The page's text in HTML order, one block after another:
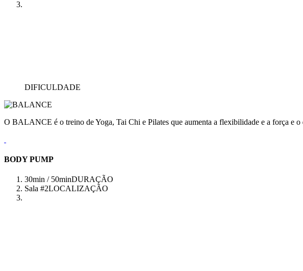
DIFICULDADE
O BALANCE é o treino de Yoga, Tai Chi e Pilates que aumenta a flexibilidade e a força e o
BODY PUMP
30min / 50minDURAÇÃO
Sala #2LOCALIZAÇÃO